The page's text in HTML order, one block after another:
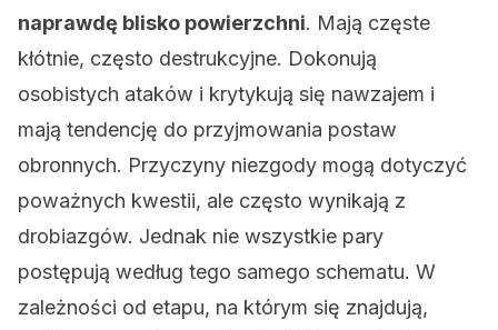
naprawdę blisko powierzchni. Mają częste
kłótnie, często destrukcyjne. Dokonują
osobistych ataków i krytykują się nawzajem i
mają tendencję do przyjmowania postaw
obronnych. Przyczyny niezgody mogą dotyczyć
poważnych kwestii, ale często wynikają z
drobiazgów. Jednak nie wszystkie pary
postępują według tego samego schematu. W
zależności od etapu, na którym się znajdują,